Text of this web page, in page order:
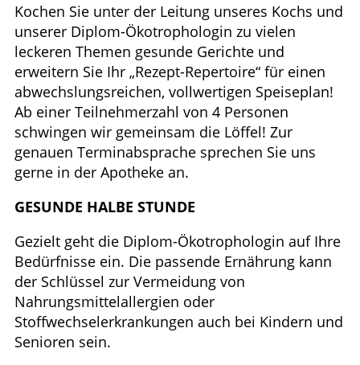
Kochen Sie unter der Leitung unseres Kochs und
unserer Diplom-Ökotrophologin zu vielen
leckeren Themen gesunde Gerichte und
erweitern Sie Ihr „Rezept-Repertoire“ für einen
abwechslungsreichen, vollwertigen Speiseplan!
Ab einer Teilnehmerzahl von 4 Personen
schwingen wir gemeinsam die Löffel! Zur
genauen Terminabsprache sprechen Sie uns
gerne in der Apotheke an.
GESUNDE HALBE STUNDE
Gezielt geht die Diplom-Ökotrophologin auf Ihre
Bedürfnisse ein. Die passende Ernährung kann
der Schlüssel zur Vermeidung von
Nahrungsmittelallergien oder
Stoffwechselerkrankungen auch bei Kindern und
Senioren sein.